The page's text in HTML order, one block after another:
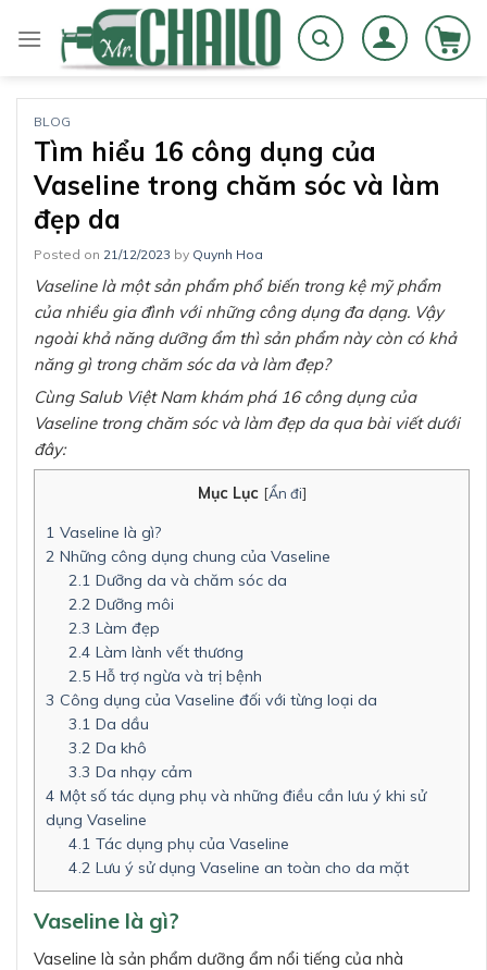
BLOG
Tìm hiểu 16 công dụng của
Vaseline trong chăm sóc và làm
đẹp da
Posted on 21/12/2023 by Quynh Hoa
Vaseline là một sản phẩm phổ biến trong kệ mỹ phẩm
của nhiều gia đình với những công dụng đa dạng. Vậy
ngoài khả năng dưỡng ẩm thì sản phẩm này còn có khả
năng gì trong chăm sóc da và làm đẹp?
Cùng Salub Việt Nam khám phá 16 công dụng của
Vaseline trong chăm sóc và làm đẹp da qua bài viết dưới
đây:
Mục Lục [Ẩn đi]
1 Vaseline là gì?
2 Những công dụng chung của Vaseline
2.1 Dưỡng da và chăm sóc da
2.2 Dưỡng môi
2.3 Làm đẹp
2.4 Làm lành vết thương
2.5 Hỗ trợ ngừa và trị bệnh
3 Công dụng của Vaseline đối với từng loại da
3.1 Da dầu
3.2 Da khô
3.3 Da nhạy cảm
4 Một số tác dụng phụ và những điều cần lưu ý khi sử
dụng Vaseline
4.1 Tác dụng phụ của Vaseline
4.2 Lưu ý sử dụng Vaseline an toàn cho da mặt
Vaseline là gì?
Vaseline là sản phẩm dưỡng ẩm nổi tiếng của nhà